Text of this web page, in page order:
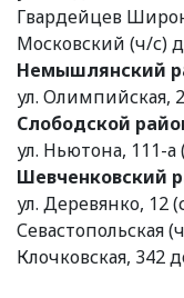
Гвардейцев
Московский (ч/с)
Немышлянский
ул. Олимпийская,
Слободской
ул. Ньютона, 111-а
Шевченковский
ул. Деревянко, 12
Севастопольская
Клочковская, 342